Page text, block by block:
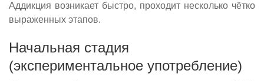
Аддикция возникает быстро, проходит несколько чётко
выраженных этапов.
Начальная стадия
(экспериментальное употребление)